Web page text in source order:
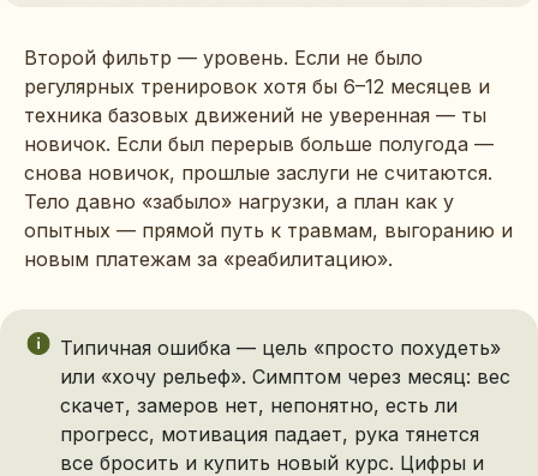
Второй фильтр — уровень. Если не было
регулярных тренировок хотя бы 6–12 месяцев и
техника базовых движений не уверенная — ты
новичок. Если был перерыв больше полугода —
снова новичок, прошлые заслуги не считаются.
Тело давно «забыло» нагрузки, а план как у
опытных — прямой путь к травмам, выгоранию и
новым платежам за «реабилитацию».
Типичная ошибка — цель «просто похудеть»
или «хочу рельеф». Симптом через месяц: вес
скачет, замеров нет, непонятно, есть ли
прогресс, мотивация падает, рука тянется
все бросить и купить новый курс. Цифры и